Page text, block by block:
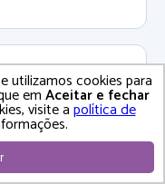
utilizamos cookies para
emAceitar e fechar
visite apolítica de